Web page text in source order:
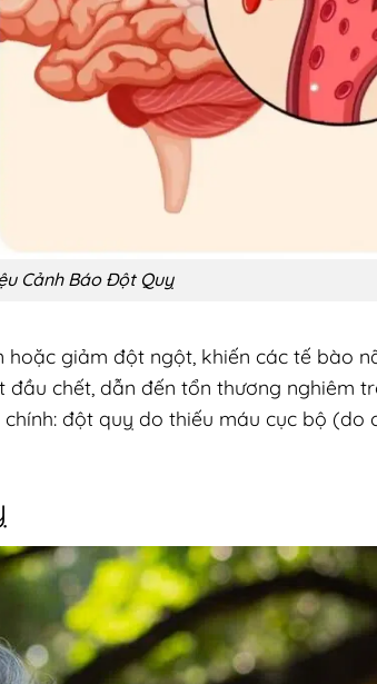
Cảnh Báo Đột Quỵ
giảm đột ngột, khiến các tế bào
chết, dẫn đến tổn thương nghiêm
đột quỵ do thiếu máu cục bộ (do